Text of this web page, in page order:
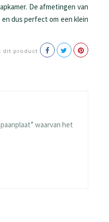
De afmetingen van
en dus perfect om een klein
dit product
waarvan het
heeft BEUK al veel